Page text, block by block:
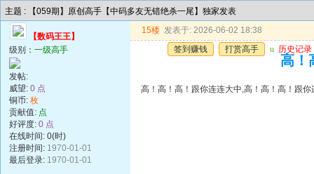
主题 : 【059期】原创高手【中码多友无错绝杀一尾】独家发表
【数码王王】
级别： 一级高手
发帖:
威望: 0 点
铜币: 枚
贡献值: 点
好评度: 0 点
在线时间: 0(时)
注册时间: 1970-01-01
最后登录: 1970-01-01
15楼 发表于: 2026-06-02 18:38
签到赚钱
打赏高手 u 历史记录
高！
高！高！高！跟你连连大中,高！高！高！跟你